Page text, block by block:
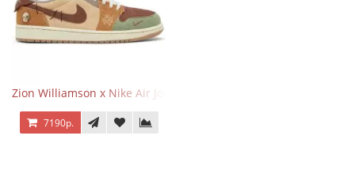
Zion Williamson x Nike Air Jordan 1 Retro Low OG Voodoo
7190р.